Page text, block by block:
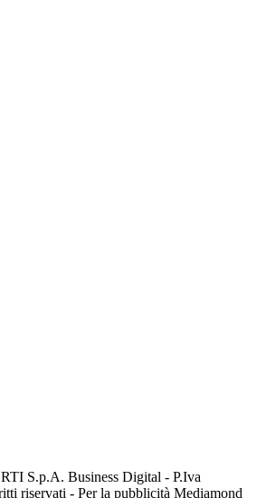
RTI S.p.A. Business Digital - P.Iva
riservati - Per la pubblicità Mediamond